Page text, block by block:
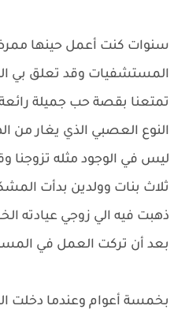
سنوات كنت أعمل حينها
المستشفيات وقد تعلق بي
تمتعنا بقصة حب جميلة
النوع العصبي الذي يغار من
ليس في الوجود مثله تزوجنا
ثلاث بنات وولدين بدأت
ذهبت فيه الي زوجي عيادته
بعد أن تركت العمل في
بخمسة أعوام وعندما دخلت